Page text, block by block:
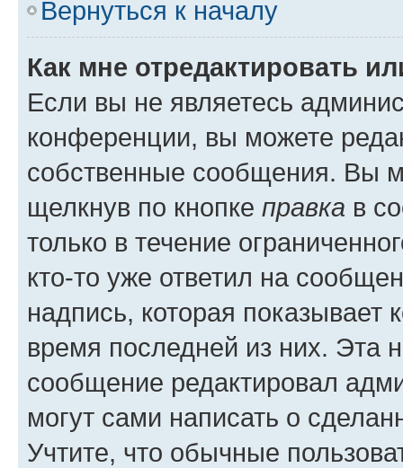
Вернуться к началу
Как мне отредактировать
Если вы не являетесь
конференции, вы можете
собственные сообщения. Вы
щелкнув по кнопке правка в
только в течение
кто-то уже ответил на
надпись, которая показывает
время последней из них. Эта
сообщение редактировал
могут сами написать о
Учтите, что обычные